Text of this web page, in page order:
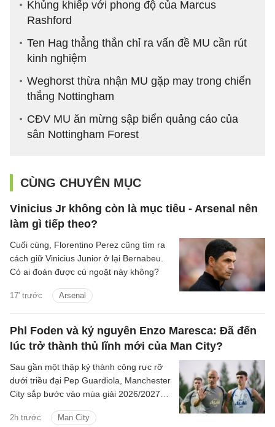
Khủng khiếp với phong độ của Marcus
Rashford
Ten Hag thẳng thắn chỉ ra vấn đề MU cần rút
kinh nghiệm
Weghorst thừa nhận MU gặp may trong chiến
thắng Nottingham
CĐV MU ăn mừng sập biển quảng cáo của
sân Nottingham Forest
CÙNG CHUYÊN MỤC
Vinicius Jr không còn là mục tiêu - Arsenal nên
làm gì tiếp theo?
17' trước Arsenal
Cuối cùng, Florentino Perez cũng tìm ra
cách giữ Vinicius Junior ở lại Bernabeu.
Có ai đoán được cú ngoặt này không?
Phl Foden và kỷ nguyên Enzo Maresca: Đã đến
lúc trở thành thủ lĩnh mới của Man City?
2h trước Man City
Sau gần một thập kỷ thành công rực rỡ
dưới triều đại Pep Guardiola, Manchester
City sắp bước vào mùa giải 2026/2027
trên băng ghế chỉ đạo.